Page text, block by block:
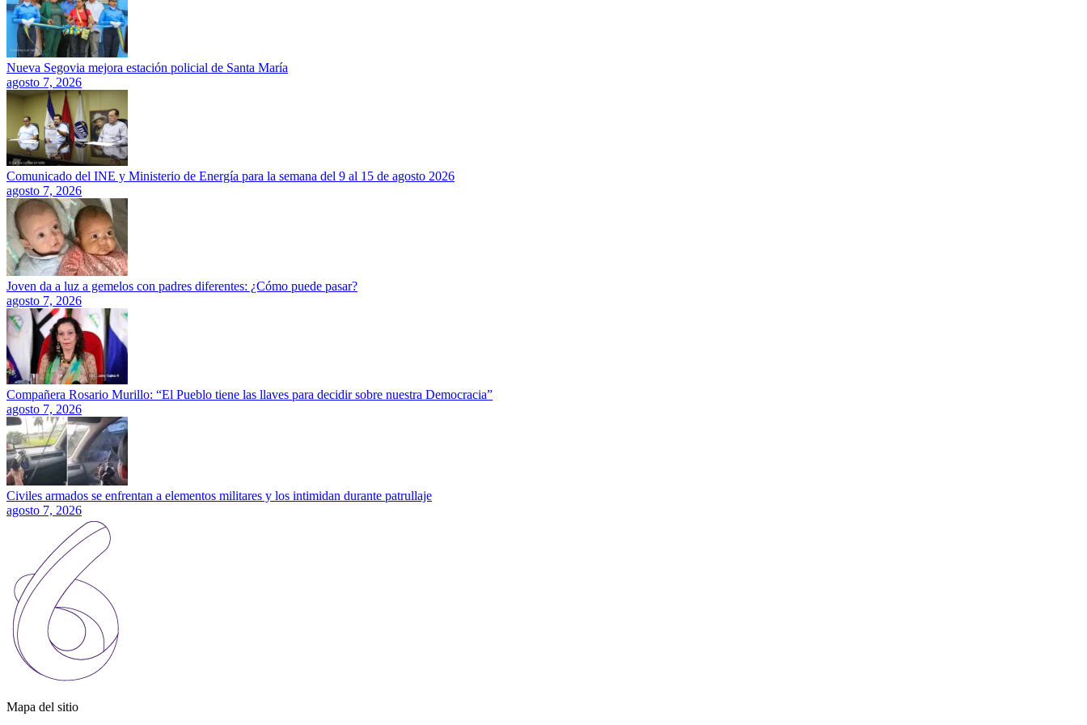
Nueva Segovia mejora estación policial de Santa María
agosto 7, 2026
Comunicado del INE y Ministerio de Energía para la semana del 9 al 15 de agosto 2026
agosto 7, 2026
Joven da a luz a gemelos con padres diferentes: ¿Cómo puede pasar?
agosto 7, 2026
Compañera Rosario Murillo: “El Pueblo tiene las llaves para decidir sobre nuestra Democracia”
agosto 7, 2026
Civiles armados se enfrentan a elementos militares y los intimidan durante patrullaje
agosto 7, 2026
Mapa del sitio